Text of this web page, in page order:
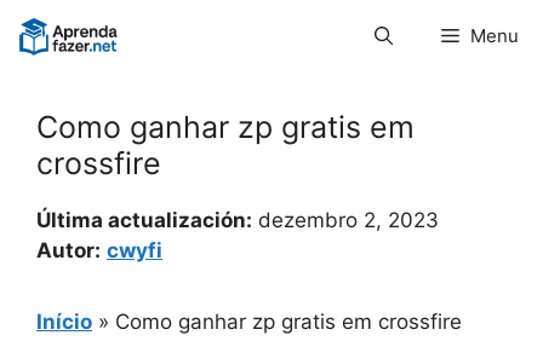
Pular
para
Menu
Como ganhar zp gratis em
crossfire
Última actualización: dezembro 2, 2023
Autor: cwyfi
Início » Como ganhar zp gratis em crossfire